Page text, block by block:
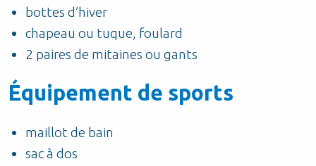
bottes d’hiver
chapeau ou tuque, foulard
2 paires de mitaines ou gants
Équipement de sports
maillot de bain
sac à dos